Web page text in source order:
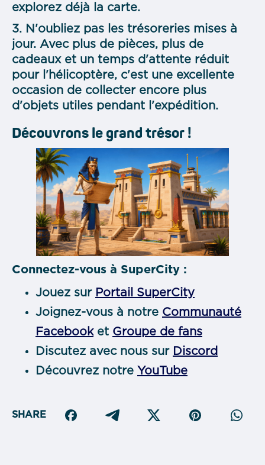
explorez déjà la carte.
3. N'oubliez pas les trésoreries mises à
jour. Avec plus de pièces, plus de
cadeaux et un temps d'attente réduit
pour l'hélicoptère, c'est une excellente
occasion de collecter encore plus
d'objets utiles pendant l'expédition.
Découvrons le grand trésor !
Connectez-vous à SuperCity :
Jouez sur Portail SuperCity
Joignez-vous à notre Communauté
Facebooket Groupe de fans
Discutez avec nous sur Discord
Découvrez notre YouTube
SHARE